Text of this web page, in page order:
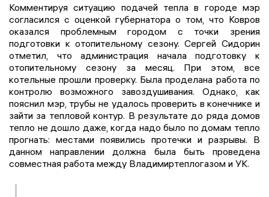
Комментируя ситуацию подачей тепла в городе мэр
согласился с оценкой губернатора о том, что Ковров
оказался проблемным городом с точки зрения
подготовки к отопительному сезону. Сергей Сидорин
отметил, что администрация начала подготовку к
отопительному сезону за месяц. При этом, все
котельные прошли проверку. Была проделана работа по
контролю возможного завоздушивания. Однако, как
пояснил мэр, трубы не удалось проверить в конечнике и
зайти за тепловой контур. В результате до ряда домов
тепло не дошло даже, когда надо было по домам тепло
прогнать: местами появились протечки и разрывы. В
данном направлении должна была быть проведена
совместная работа между Владимиртеплогазом и УК.